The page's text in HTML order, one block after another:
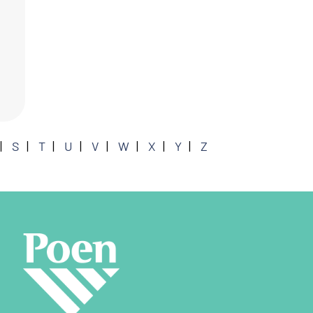
S T U V W X Y Z